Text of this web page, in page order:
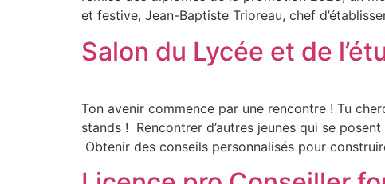
et festive, Jean-Baptiste Trioreau, chef
Salon du Lycée et de
Ton avenir commence par une rencontre ! Tu
stands ! Rencontrer d’autres jeunes qui se
Obtenir des conseils personnalisés pour